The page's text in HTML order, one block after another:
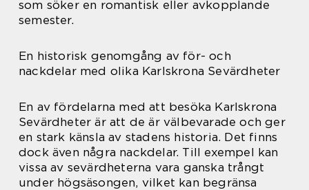
som söker en romantisk eller avkopplande
semester.
En historisk genomgång av för- och
nackdelar med olika Karlskrona Sevärdheter
En av fördelarna med att besöka Karlskrona
Sevärdheter är att de är välbevarade och ger
en stark känsla av stadens historia. Det finns
dock även några nackdelar. Till exempel kan
vissa av sevärdheterna vara ganska trångt
under högsäsongen, vilket kan begränsa